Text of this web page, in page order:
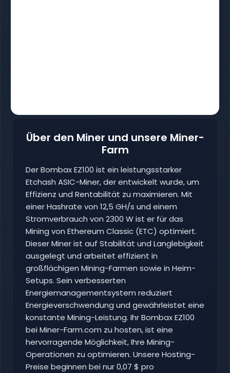
Über den Miner und unsere Miner-
Farm
Der Bombax EZ100 ist ein leistungsstarker
Etchash ASIC-Miner, der entwickelt wurde, um
Effizienz und Rentabilität zu maximieren. Mit
einer Hashrate von 12,5 GH/s und einem
Stromverbrauch von 2300 W ist er für das
Mining von Ethereum Classic (ETC) optimiert.
Dieser Miner ist auf Stabilität und Langlebigkeit
ausgelegt und arbeitet effizient in
großflächigen Mining-Farmen sowie in Heim-
Setups. Sein verbesserten
Energiemanagementsystem reduziert
Energieverschwendung und gewährleistet eine
konstante Mining-Leistung. Ihr Bombax EZ100
bei Miner-Farm.com zu hosten, ist eine
hervorragende Möglichkeit, Ihre Mining-
Operationen zu optimieren. Unsere Hosting-
Preise beginnen bei nur 0,07 $ pro